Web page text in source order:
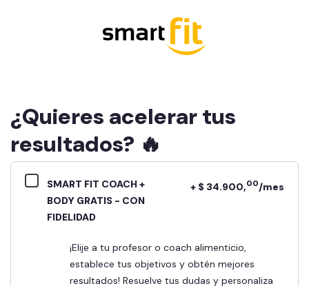
¿Quieres acelerar tus
resultados? 🔥
SMART FIT COACH +
BODY GRATIS - CON
FIDELIDAD
+ $ 34.900,00/mes
¡Elije a tu profesor o coach alimenticio,
establece tus objetivos y obtén mejores
resultados! Resuelve tus dudas y personaliza